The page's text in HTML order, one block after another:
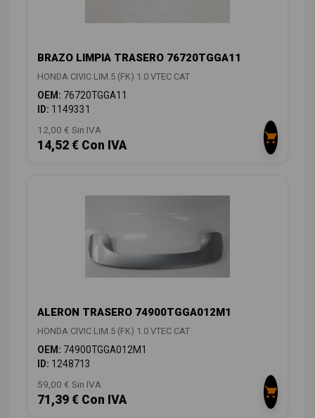
BRAZO LIMPIA TRASERO 76720TGGA11
HONDA CIVIC LIM.5 (FK) 1.0 VTEC CAT
OEM: 76720TGGA11
ID: 1149331
12,00 € Sin IVA
14,52 € Con IVA
ALERON TRASERO 74900TGGA012M1
HONDA CIVIC LIM.5 (FK) 1.0 VTEC CAT
OEM: 74900TGGA012M1
ID: 1248713
59,00 € Sin IVA
71,39 € Con IVA